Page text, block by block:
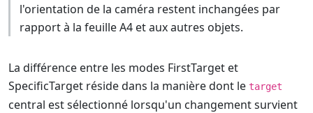
l'orientation de la caméra restent inchangées par
rapport à la feuille A4 et aux autres objets.
La différence entre les modes FirstTarget et
SpecificTarget réside dans la manière dont le target
central est sélectionné lorsqu'un changement survient